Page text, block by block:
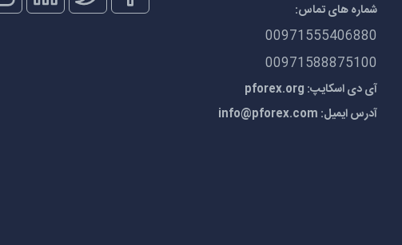
شماره های تماس:
00971555406880
00971588875100
آی دی اسکایپ: pforex.org
آدرس ایمیل: info@pforex.com